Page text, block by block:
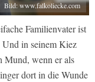
Bild: www.falkoliecke.com
Familienvater ist
in seinem Kiez
Mund, wenn er als
dort in die Wunde